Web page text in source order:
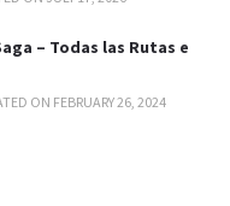
– Todas las Rutas e
ON FEBRUARY 26, 2024